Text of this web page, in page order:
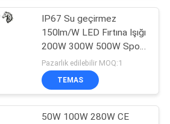
IP67 Su geçirmez
150lm/W LED Fırtına Işığı
200W 300W 500W Spor
Alanları ve Tenis Sahası
İçin
Pazarlık edilebilir MOQ:1
TEMAS
50W 100W 280W CE